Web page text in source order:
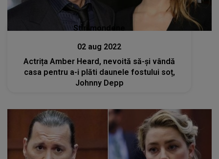
Stiri mondene
02 aug 2022
Actrița Amber Heard, nevoită să-și vândă
casa pentru a-i plăti daunele fostului soț,
Johnny Depp